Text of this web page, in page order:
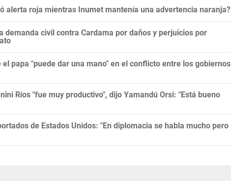
alerta roja mientras Inumet mantenía una advertencia naranja?
demanda civil contra Cardama por daños y perjuicios por
el papa "puede dar una mano" en el conflicto entre los gobiernos
Ríos "fue muy productivo", dijo Yamandú Orsi: "Está bueno
de Estados Unidos: "En diplomacia se habla mucho pero